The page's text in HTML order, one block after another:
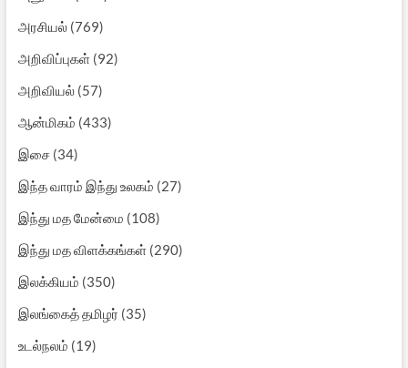
அரசியல்(769)
அறிவிப்புகள்(92)
அறிவியல்(57)
ஆன்மிகம் (433)
இசை(34)
இந்த வாரம் இந்து உலகம் (27)
இந்து மத மேன்மை (108)
இந்து மத விளக்கங்கள்(290)
இலக்கியம் (350)
இலங்கைத் தமிழர் (35)
உடல்நலம் (19)